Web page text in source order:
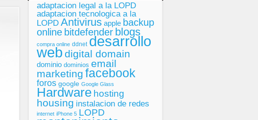
adaptacion legal a la LOPD
adaptacion tecnologica a la
LOPD Antivirus apple backup
online bitdefender blogs
compra online ddnet desarrollo
web digital domain
dominio dominios email
marketing facebook
foros google Google Glass
Hardware hosting
housing instalacion de redes
internet iPhone 5 LOPD